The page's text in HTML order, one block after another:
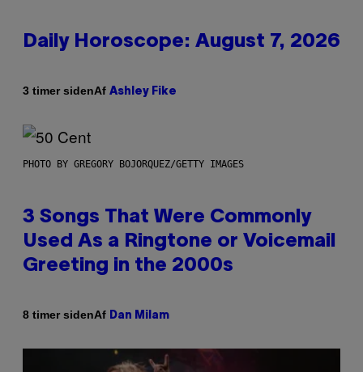
Daily Horoscope: August 7, 2026
3 timer sidenAf Ashley Fike
PHOTO BY GREGORY BOJORQUEZ/GETTY IMAGES
3 Songs That Were Commonly
Used As a Ringtone or Voicemail
Greeting in the 2000s
8 timer sidenAf Dan Milam